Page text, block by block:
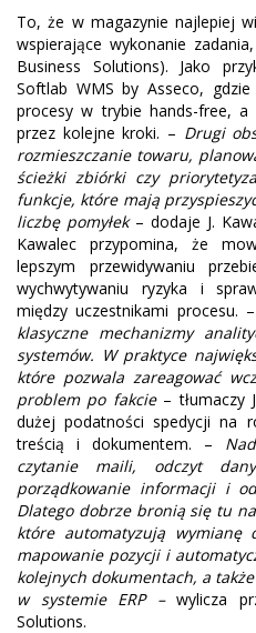
To, że w magazynie najlepiej
wspierające wykonanie
Business Solutions). Jako
Softlab WMS by Asseco,
procesy w trybie hands-free,
przez kolejne kroki. – Drugi
rozmieszczanie towaru,
ścieżki zbiórki czy
funkcje, które mają
liczbę pomyłek – dodaje J.
Kawalec przypomina, że
lepszym przewidywaniu
wychwytywaniu ryzyka i
między uczestnikami procesu. –
klasyczne mechanizmy
systemów. W praktyce
które pozwala zareagować
problem po fakcie – tłumaczy
dużej podatności spedycji na
treścią i dokumentem. –
czytanie maili, odczyt
porządkowanie informacji i
Dlatego dobrze bronią się tu
które automatyzują wymianę
mapowanie pozycji i
kolejnych dokumentach, a
w systemie ERP –wylicza
Solutions.